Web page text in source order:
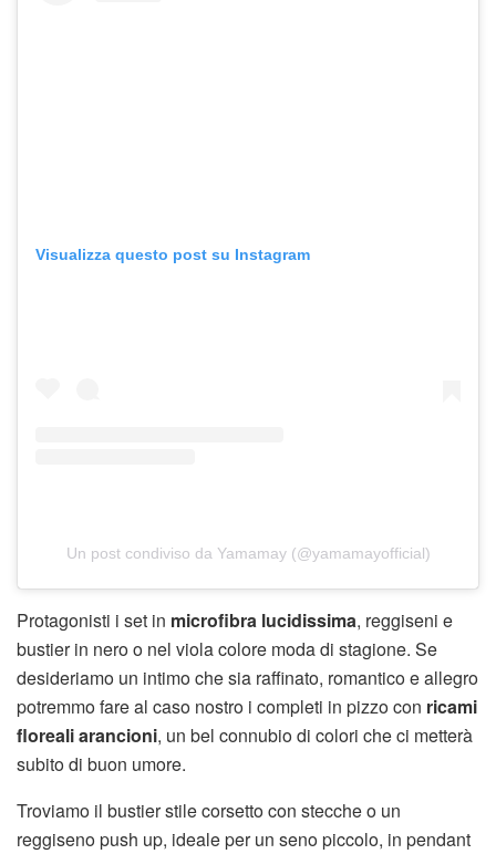
Visualizza questo post su Instagram
Un post condiviso da Yamamay (@yamamayofficial)
Protagonisti i set in microfibra lucidissima, reggiseni e
bustier in nero o nel viola colore moda di stagione. Se
desideriamo un intimo che sia raffinato, romantico e allegro
potremmo fare al caso nostro i completi in pizzo con ricami
floreali arancioni, un bel connubio di colori che ci metterà
subito di buon umore.
Troviamo il bustier stile corsetto con stecche o un
reggiseno push up, ideale per un seno piccolo, in pendant